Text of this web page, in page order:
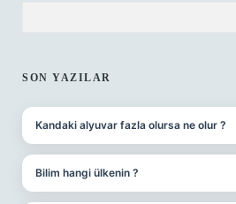
SON YAZILAR
Kandaki alyuvar fazla olursa ne olur ?
Bilim hangi ülkenin ?